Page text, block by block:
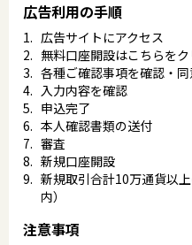
広告利用の手順
広告サイトにアクセス
無料口座開設はこちらをク
各種ご確認事項を確認・
入力内容を確認
申込完了
本人確認書類の送付
審査
新規口座開設
新規取引合計10万通貨以
内）
注意事項